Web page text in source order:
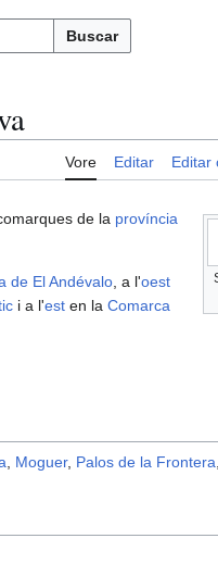
Buscar
Vore Editar Editar
de la província
de El Andévalo , a l'oest
i a l'est en la Comarca
Moguer, Palos de la Frontera